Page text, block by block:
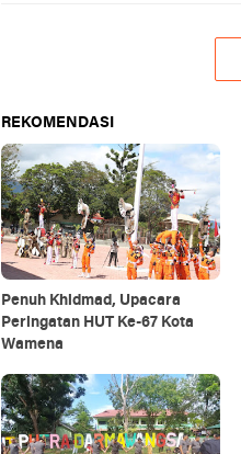
REKOMENDASI
Penuh Khidmad, Upacara
Peringatan HUT Ke-67 Kota
Wamena